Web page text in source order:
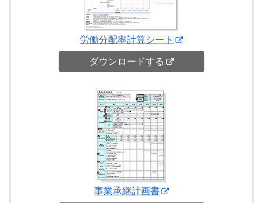
労働分配率計算シート
ダウンロードする
事業承継計画書